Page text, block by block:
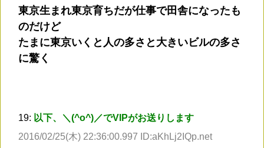
東京生まれ東京育ちだが仕事で田舎になったも
のだけど
たまに東京いくと人の多さと大きいビルの多さ
に驚く
19: 以下、＼(^o^)／でVIPがお送りします
2016/02/25(木) 22:36:00.997 ID:aKhLj2IQp.net